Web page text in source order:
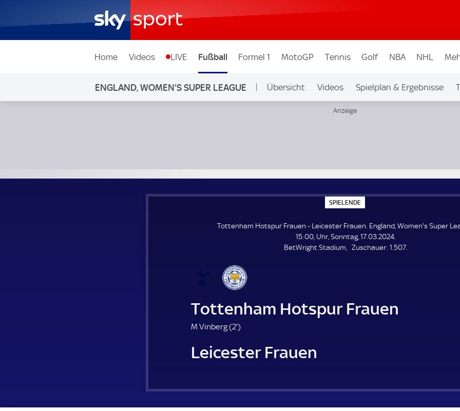
Home Videos LIVE Fußball Formel 1 MotoGP Tennis Golf NBA NHL
ENGLAND, WOMEN'S SUPER LEAGUE Übersicht Videos Spielplan & Ergebnisse
SPIELENDE
P
E
L
E
N
Tottenham Hotspur Frauen - Leicester Frauen. England, Women's Super
15:00, Uhr, Sonntag, 17.03.2024.
BetWright Stadium
Zuschauer: Z1.507.
Tottenham Hotspur Frauen
M Vinberg (2'2
m
i
t
)
Leicester Frauen